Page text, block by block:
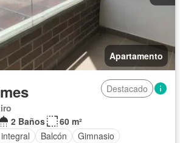
Apartamento
Destacado
2 Baños
60 m²
Balcón
Gimnasio